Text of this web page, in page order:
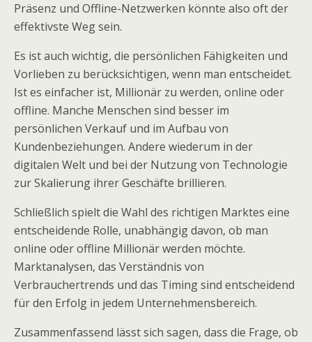
Präsenz und Offline-Netzwerken könnte also oft der
effektivste Weg sein.
Es ist auch wichtig, die persönlichen Fähigkeiten und
Vorlieben zu berücksichtigen, wenn man entscheidet.
Ist es einfacher ist, Millionär zu werden, online oder
offline. Manche Menschen sind besser im
persönlichen Verkauf und im Aufbau von
Kundenbeziehungen. Andere wiederum in der
digitalen Welt und bei der Nutzung von Technologie
zur Skalierung ihrer Geschäfte brillieren.
Schließlich spielt die Wahl des richtigen Marktes eine
entscheidende Rolle, unabhängig davon, ob man
online oder offline Millionär werden möchte.
Marktanalysen, das Verständnis von
Verbrauchertrends und das Timing sind entscheidend
für den Erfolg in jedem Unternehmensbereich.
Zusammenfassend lässt sich sagen, dass die Frage, ob